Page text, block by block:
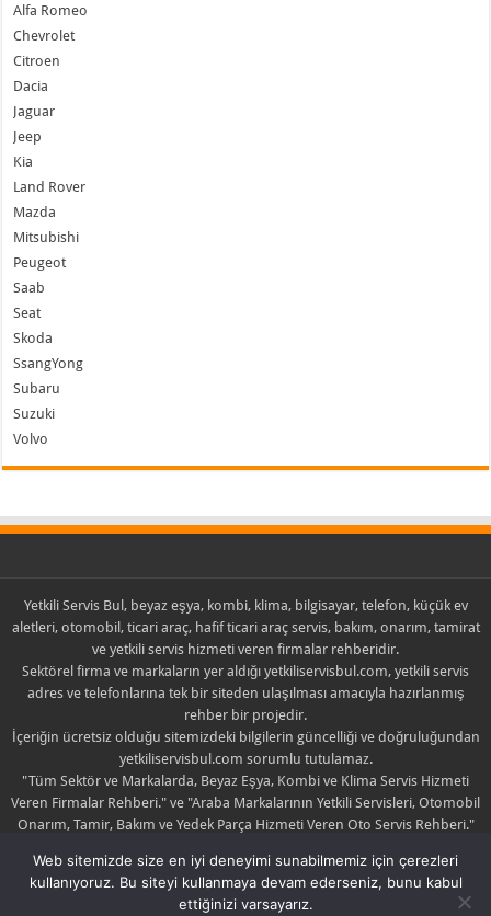
Alfa Romeo
Chevrolet
Citroen
Dacia
Jaguar
Jeep
Kia
Land Rover
Mazda
Mitsubishi
Peugeot
Saab
Seat
Skoda
SsangYong
Subaru
Suzuki
Volvo
Yetkili Servis Bul, beyaz eşya, kombi, klima, bilgisayar, telefon, küçük ev
aletleri, otomobil, ticari araç, hafif ticari araç servis, bakım, onarım, tamirat
ve yetkili servis hizmeti veren firmalar rehberidir.
Sektörel firma ve markaların yer aldığı yetkiliservisbul.com, yetkili servis
adres ve telefonlarına tek bir siteden ulaşılması amacıyla hazırlanmış
rehber bir projedir.
İçeriğin ücretsiz olduğu sitemizdeki bilgilerin güncelliği ve doğruluğundan
yetkiliservisbul.com sorumlu tutulamaz.
"Tüm Sektör ve Markalarda, Beyaz Eşya, Kombi ve Klima Servis Hizmeti
Veren Firmalar Rehberi." ve "Araba Markalarının Yetkili Servisleri, Otomobil
Onarım, Tamir, Bakım ve Yedek Parça Hizmeti Veren Oto Servis Rehberi."
Yayınlanan içerik ile ilgili şikayette bulunulması halinde yayın kaldırılabilir
yada düzeltilebilir.
Web sitemizde size en iyi deneyimi sunabilmemiz için çerezleri
kullanıyoruz. Bu siteyi kullanmaya devam ederseniz, bunu kabul
ettiğinizi varsayarız.